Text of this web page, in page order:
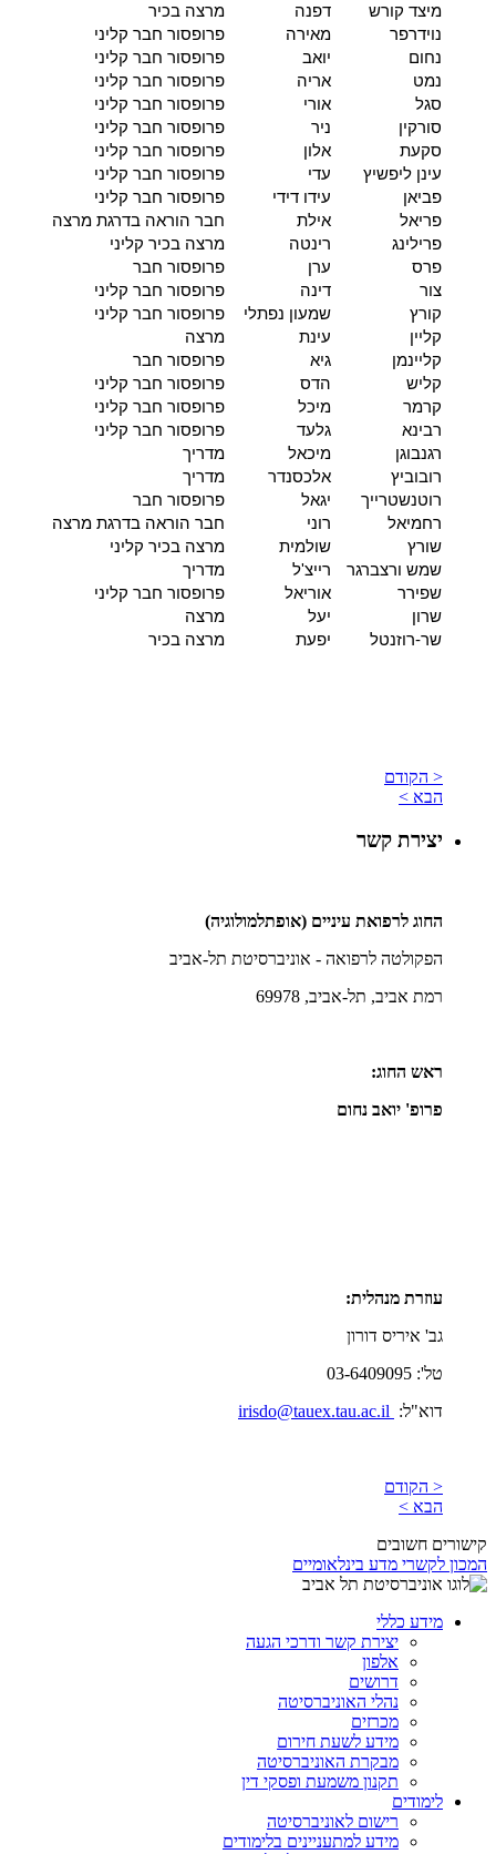
מיצד קורש
דפנה
מרצה בכיר
נוידרפר
מאירה
פרופסור חבר קליני
נחום
יואב
פרופסור חבר קליני
נמט
אריה
פרופסור חבר קליני
סגל
אורי
פרופסור חבר קליני
סורקין
ניר
פרופסור חבר קליני
סקעת
אלון
פרופסור חבר קליני
עינן ליפשיץ
עדי
פרופסור חבר קליני
פביאן
עידו דידי
פרופסור חבר קליני
פריאל
אילת
חבר הוראה בדרגת מרצה
פרילינג
רינטה
מרצה בכיר קליני
פרס
ערן
פרופסור חבר
צור
דינה
פרופסור חבר קליני
קורץ
שמעון נפתלי
פרופסור חבר קליני
קליין
עינת
מרצה
קליינמן
גיא
פרופסור חבר
קליש
הדס
פרופסור חבר קליני
קרמר
מיכל
פרופסור חבר קליני
רבינא
גלעד
פרופסור חבר קליני
רגנבוגן
מיכאל
מדריך
רובוביץ
אלכסנדר
מדריך
רוטנשטרייך
יגאל
פרופסור חבר
רחמיאל
רוני
חבר הוראה בדרגת מרצה
שורץ
שולמית
מרצה בכיר קליני
שמש ורצברגר
רייצ'ל
מדריך
שפירר
אוריאל
פרופסור חבר קליני
שרון
יעל
מרצה
שר-רוזנטל
יפעת מרצה בכיר
< הקודם
הבא >
יצירת קשר
החוג לרפואת עיניים (אופתלמולוגיה)
הפקולטה לרפואה - אוניברסיטת תל-אביב
רמת אביב, תל-אביב, 69978
ראש החוג:
פרופ' יואב נחום
עוזרת מנהלית:
גב' איריס דורון
טל': 03-6409095
דוא"ל:
< הקודם
הבא >
קישורים חשובים
המכון לקשרי מדע בינלאומיים
מידע כללי
יצירת קשר ודרכי הגעה
אלפון
דרושים
נהלי האוניברסיטה
מכרזים
מידע לשעת חירום
מבקרת האוניברסיטה
תקנון משמעת ופסקי דין
לימודים
רישום לאוניברסיטה
מידע למתעניינים בלימודים